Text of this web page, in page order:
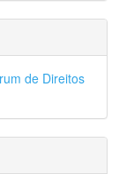
de Direitos